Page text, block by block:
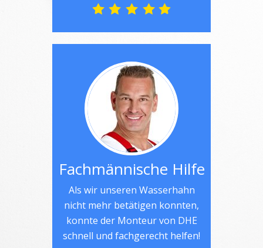
Fachmännische Hilfe
Als wir unseren Wasserhahn
nicht mehr betätigen konnten,
konnte der Monteur von DHE
schnell und fachgerecht helfen!